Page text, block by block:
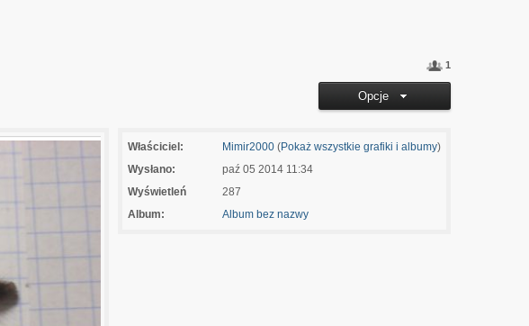
1
Opcje
Właściciel: Mimir2000(Pokaż wszystkie grafiki i albumy)
Wysłano:
paź 05 2014 11:34
Wyświetleń
287
Album:
Album bez nazwy